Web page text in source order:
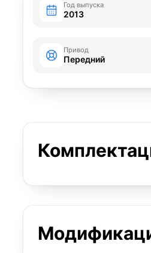
Год выпуска
2013
Привод
Передний